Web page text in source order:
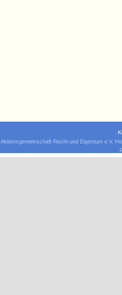
Aktionsgemeinschaft Recht und Eigentum e.V.